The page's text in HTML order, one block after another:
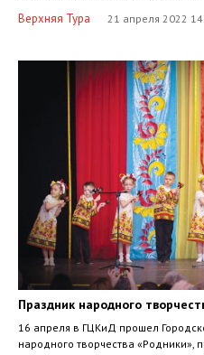
Верхняя Тура 21 апреля 2022
Праздник народного
16 апреля в ГЦКиД прошел
народного творчества «Родники»,